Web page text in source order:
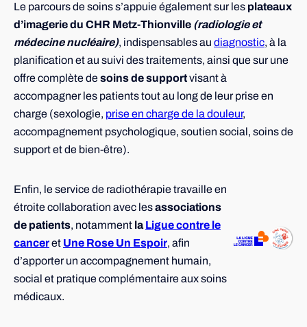
Le parcours de soins s’appuie également sur les plateaux
d’imagerie du CHR Metz-Thionville (radiologie et
médecine nucléaire), indispensables au diagnostic, à la
planification et au suivi des traitements, ainsi que sur une
offre complète desoins de supportvisant à
accompagner les patients tout au long de leur prise en
charge (sexologie, prise en charge de la douleur,
accompagnement psychologique, soutien social, soins de
support et de bien-être).
Enfin, le service de radiothérapie travaille en
étroite collaboration avec lesassociations
de patients, notamment laLigue contre le
canceret Une Rose Un Espoir, afin
d’apporter un accompagnement humain,
social et pratique complémentaire aux soins
médicaux.